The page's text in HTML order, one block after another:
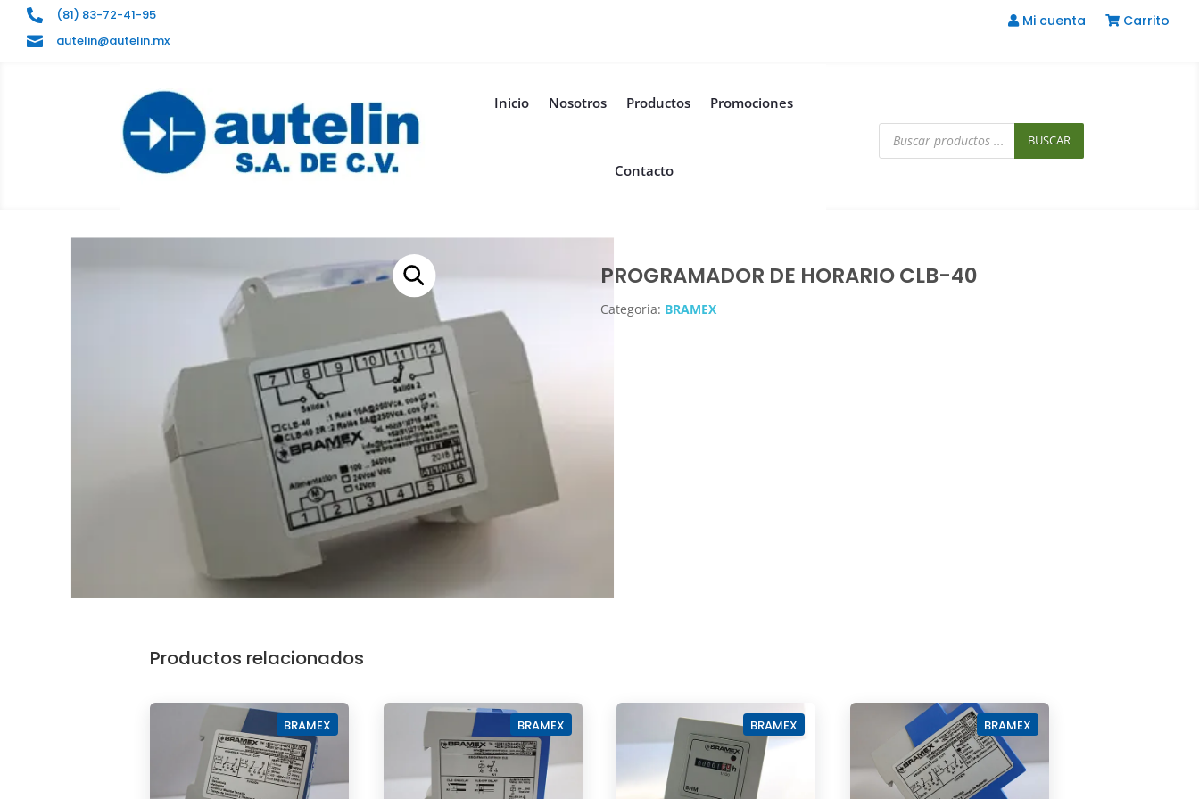
 (81) 83-72-41-95
 autelin@autelin.mx
Mi cuenta Carrito
Inicio Nosotros Productos Promociones
Contacto
Búsqueda
productos
BUSCAR
PROGRAMADOR DE HORARIO CLB-40
Categoria: BRAMEX
Productos relacionados
BRAMEX BRAMEX BRAMEX BRAMEX